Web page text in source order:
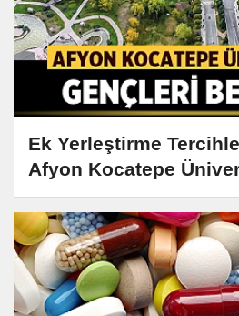
Ek Yerleştirme
Afyon Kocatepe
Bekliyor